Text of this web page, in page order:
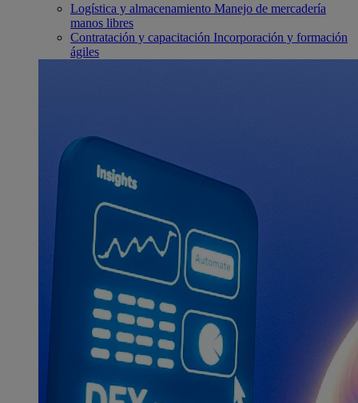
Logística y almacenamiento Manejo de mercadería
manos libres
Contratación y capacitación Incorporación y formación
ágiles